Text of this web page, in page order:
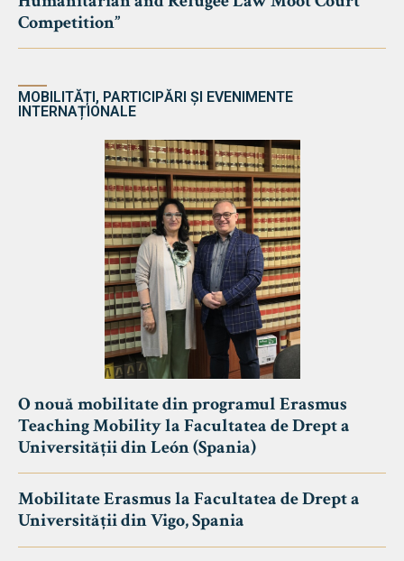
Competition”
MOBILITĂȚI, PARTICIPĂRI ȘI EVENIMENTE
INTERNAȚIONALE
O nouă mobilitate din programul Erasmus
Teaching Mobility la Facultatea de Drept a
Universității din León (Spania)
Mobilitate Erasmus la Facultatea de Drept a
Universității din Vigo, Spania